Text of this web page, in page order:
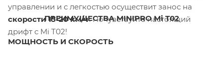
управлении и с легкостью осуществит занос на
скорости 15-20 км/ч. Почувствуйте настоящий
дрифт с Mi T02!
ПРЕИМУЩЕСТВА MINIPRO Mi T02
МОЩНОСТЬ И СКОРОСТЬ